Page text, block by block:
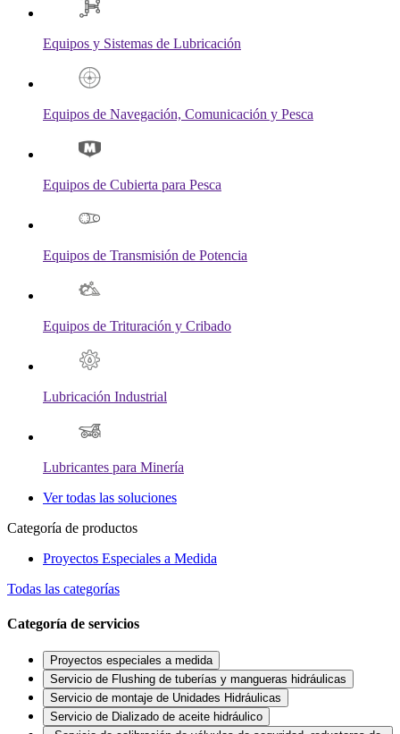
Equipos y Sistemas de Lubricación
Equipos de Navegación, Comunicación y Pesca
Equipos de Cubierta para Pesca
Equipos de Transmisión de Potencia
Equipos de Trituración y Cribado
Lubricación Industrial
Lubricantes para Minería
Ver todas las soluciones
Categoría de productos
Proyectos Especiales a Medida
Todas las categorías
Categoría de servicios
Proyectos especiales a medida
Servicio de Flushing de tuberías y mangueras hidráulicas
Servicio de montaje de Unidades Hidráulicas
Servicio de Dializado de aceite hidráulico